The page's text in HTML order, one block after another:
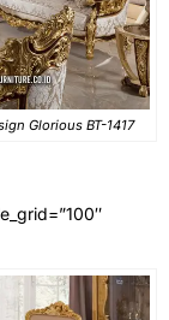
Glorious BT-1417